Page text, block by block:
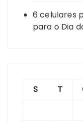
6 celulares
para o Dia
S T